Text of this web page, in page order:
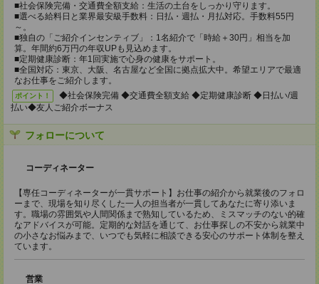
■社会保険完備・交通費全額支給：生活の土台をしっかり守ります。
■選べる給料日と業界最安級手数料：日払・週払・月払対応。手数料55円
～。
■独自の「ご紹介インセンティブ」：1名紹介で「時給＋30円」相当を加
算。年間約6万円の年収UPも見込めます。
■定期健康診断：年1回実施で心身の健康をサポート。
■全国対応：東京、大阪、名古屋など全国に拠点拡大中。希望エリアで最適
なお仕事をご紹介します。
ポイント！
◆社会保険完備 ◆交通費全額支給 ◆定期健康診断 ◆日払い/週
払い◆友人ご紹介ボーナス
フォローについて
コーディネーター
【専任コーディネーターが一貫サポート】お仕事の紹介から就業後のフォロ
ーまで、現場を知り尽くした一人の担当者が一貫してあなたに寄り添いま
す。職場の雰囲気や人間関係まで熟知しているため、ミスマッチのない的確
なアドバイスが可能。定期的な対話を通じて、お仕事探しの不安から就業中
の小さなお悩みまで、いつでも気軽に相談できる安心のサポート体制を整え
ています。
営業